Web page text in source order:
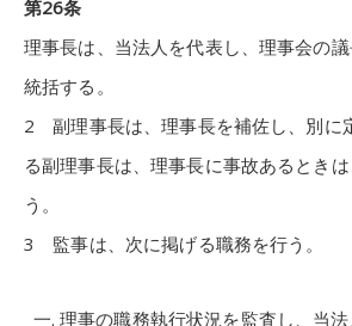
第26条
理事長は、当法人を代表し、理事会の
統括する。
2 副理事長は、理事長を補佐し、別に
る副理事長は、理事長に事故あるとき
う。
3 監事は、次に掲げる職務を行う。
理事の職務執行状況を監査し、当